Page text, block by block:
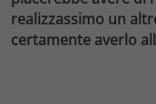
realizzassimo un
certamente averlo